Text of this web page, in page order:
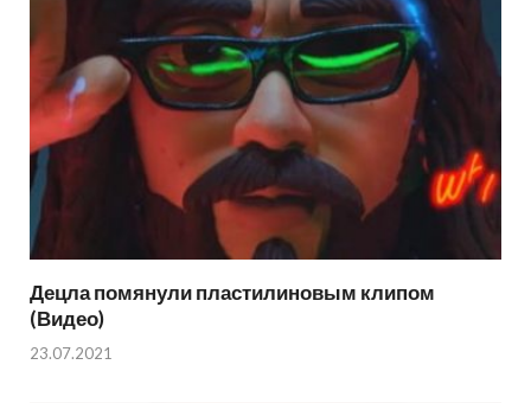
Децла помянули пластилиновым клипом
(Видео)
23.07.2021